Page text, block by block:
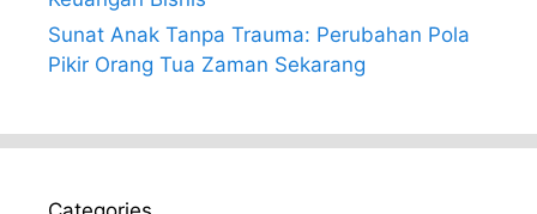
Sunat Anak Tanpa Trauma: Perubahan Pola
Pikir Orang Tua Zaman Sekarang